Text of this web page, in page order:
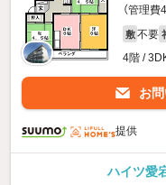
（管理費
敷 不要
4階 /
お
提供
ハイツ愛